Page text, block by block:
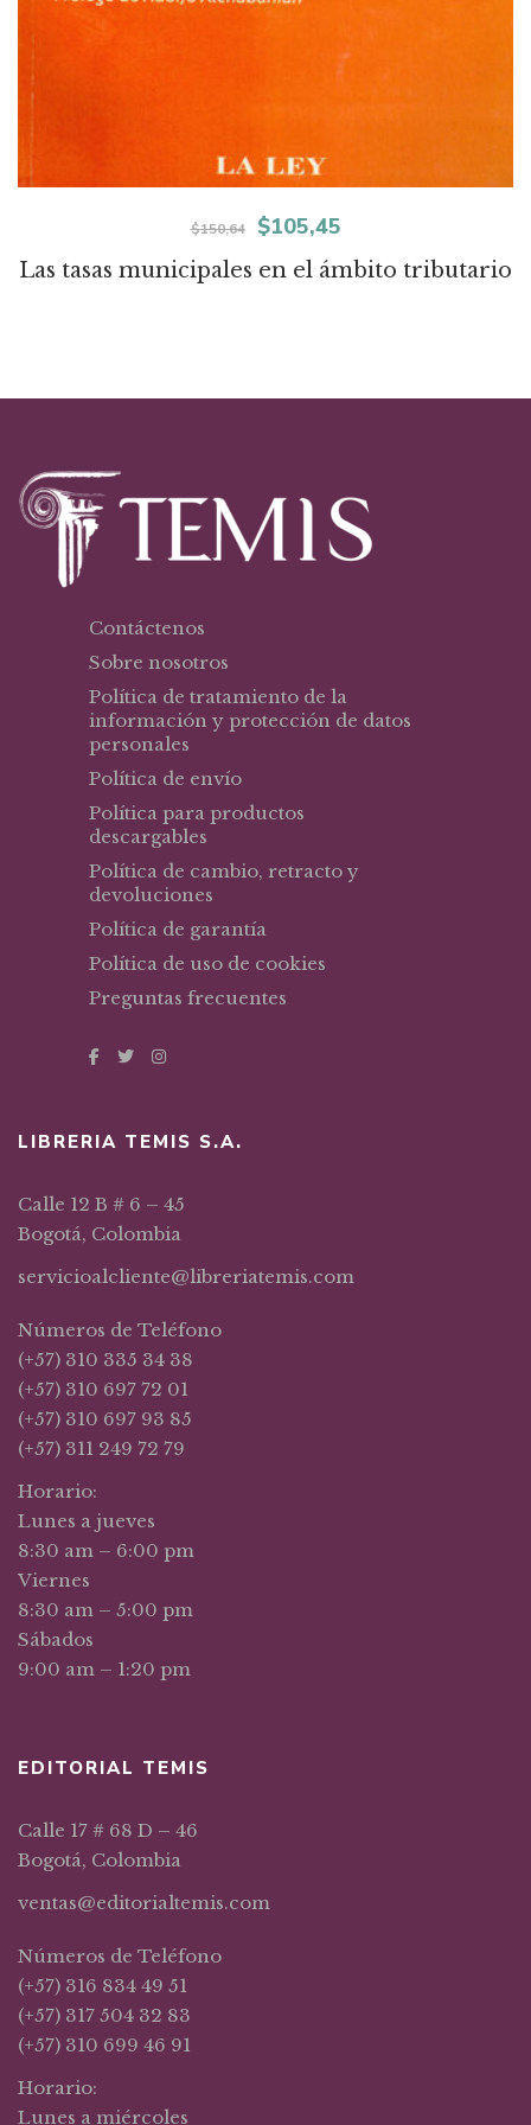
Las tasas municipales en el ámbito tributario
$150,64
El
precio
$150,64.
$105,45El
precio
$105,45.
Contáctenos
Sobre nosotros
Política de tratamiento de la
información y protección de datos
personales
Política de envío
Política para productos
descargables
Política de cambio, retracto y
devoluciones
Política de garantía
Política de uso de cookies
Preguntas frecuentes
LIBRERIA TEMIS S.A.
Calle 12 B # 6 – 45
Bogotá, Colombia
servicioalcliente@libreriatemis.com
Números de Teléfono
(+57) 310 335 34 38
(+57) 310 697 72 01
(+57) 310 697 93 85
(+57) 311 249 72 79
Horario:
Lunes a jueves
8:30 am – 6:00 pm
Viernes
8:30 am – 5:00 pm
Sábados
9:00 am – 1:20 pm
EDITORIAL TEMIS
Calle 17 # 68 D – 46
Bogotá, Colombia
ventas@editorialtemis.com
Números de Teléfono
(+57) 316 834 49 51
(+57) 317 504 32 83
(+57) 310 699 46 91
Horario:
Lunes a miércoles